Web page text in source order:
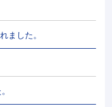
ました。